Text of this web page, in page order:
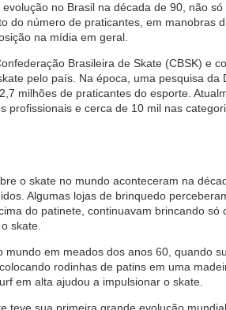
no Brasil na década de 90, não
do número de praticantes, em manobras
na mídia em geral.
Brasileira de Skate (CBSK) e
pelo país. Na época, uma pesquisa da
milhões de praticantes do esporte.
profissionais e cerca de 10 mil nas
o skate no mundo aconteceram na
Algumas lojas de brinquedo
do patinete, continuavam brincando só
skate.
mundo em meados dos anos 60, quando
rodinhas de patins em uma
em alta ajudou a impulsionar o skate.